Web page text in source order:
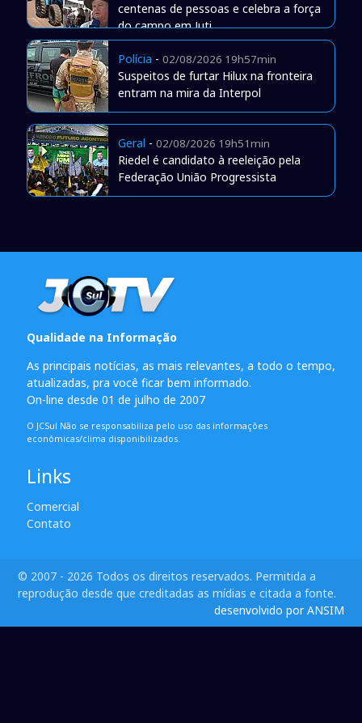
centenas de pessoas e celebra a força
do campo em Juti
Polícia - 02/08/2026 19h57min
Suspeitos de furtar Hilux na fronteira
entram na mira da Interpol
Geral - 02/08/2026 19h51min
Riedel é candidato à reeleição pela
Federação União Progressista
Qualidade na Informação
As principais notícias, as mais relevantes, a todo o tempo,
atualizadas, pra você ficar bem informado.
On-line desde 01 de julho de 2007
O JCSul Não se responsabiliza pelo uso das informações
econômicas/clima disponibilizados.
Links
Comercial
Contato
© 2007 - 2026 Todos os direitos reservados. Permitida a
reprodução desde que creditadas as mídias e citada a fonte.
desenvolvido por ANSIM